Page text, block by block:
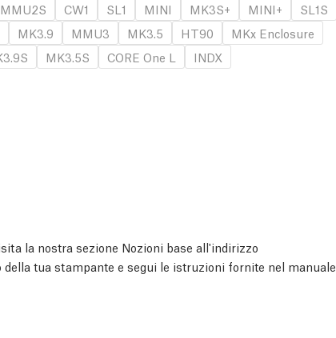
MMU2S CW1 SL1 MINI MK3S+ MINI+
SL1S
MK3.9 MMU3 MK3.5 HT90
MKx Enclosure
MK3.5S CORE One L INDX
la nostra sezione Nozioni base all'indirizzo
della tua stampante e segui le istruzioni fornite nel manuale